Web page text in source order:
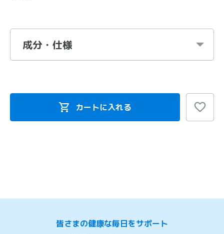
成分・仕様
カートに入れる
皆さまの健康な毎日をサポート